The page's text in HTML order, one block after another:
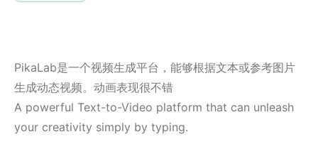
PikaLab是一个视频生成平台，能够根据文本或参考图片
生成动态视频。动画表现很不错
A powerful Text-to-Video platform that can unleash
your creativity simply by typing.